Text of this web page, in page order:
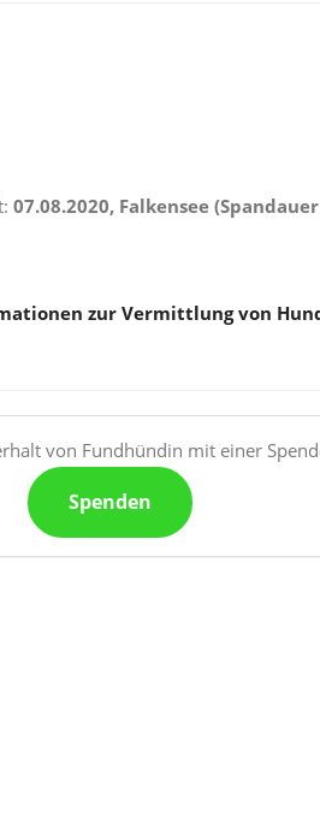
07.08.2020, Falkensee
zur Vermittlung von
von Fundhündin mit einer
Spenden